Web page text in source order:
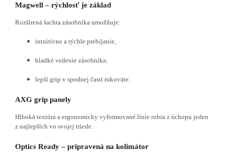
Magwell – rýchlosť je základ
Rozšírená šachta zásobníka umožňuje:
intuitívne a rýchle prebíjanie,
hladké vedenie zásobníka,
lepší grip v spodnej časti rukoväte.
AXG grip panely
Hlboká textúra a ergonomicky vyformované línie robia z úchopu jeden
z najlepších vo svojej triede.
Optics Ready – pripravená na kolimátor